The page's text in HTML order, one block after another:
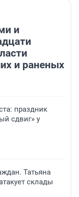
и
и раненых
праздник
сдвиг» у
Татьяна
склады